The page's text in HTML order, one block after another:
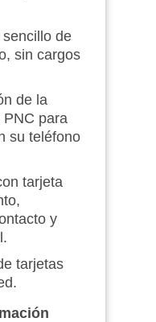
de
sin cargos
de la
para
su teléfono
tarjeta
y
tarjetas